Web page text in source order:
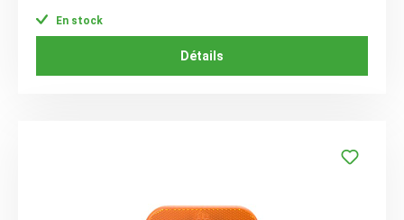
En stock
Détails